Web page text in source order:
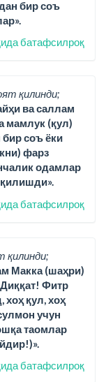
бир соъ
батафсилроқ
қилинди;
ва саллам
мамлук (қул)
соъ ёки
фарз
одамлар
батафсилроқ
қилинди;
Макка (шаҳри)
Фитр
хоҳ қул, хоҳ
учун
таомлар
батафсилроқ